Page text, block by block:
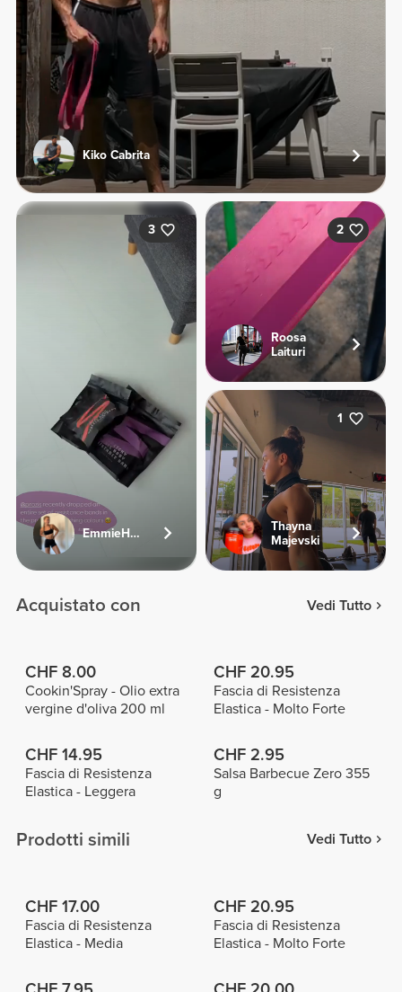
Kiko Cabrita
3
EmmieHeartsFood
2
Roosa
Laituri
1
Thayna
Majevski
Acquistato con Vedi Tutto
CHF 8.00
Cookin'Spray - Olio extra
vergine d'oliva 200 ml
CHF 20.95
Fascia di Resistenza
Elastica - Molto Forte
CHF 14.95
Fascia di Resistenza
Elastica - Leggera
CHF 2.95
Salsa Barbecue Zero 355
g
Prodotti simili Vedi Tutto
CHF 17.00
Fascia di Resistenza
Elastica - Media
CHF 20.95
Fascia di Resistenza
Elastica - Molto Forte